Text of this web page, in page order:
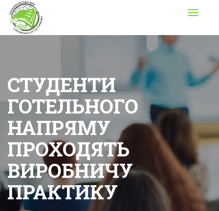
Toggle
СТУДЕНТИ
ГОТЕЛЬНОГО
НАПРЯМУ
ПРОХОДЯТЬ
ВИРОБНИЧУ
ПРАКТИКУ